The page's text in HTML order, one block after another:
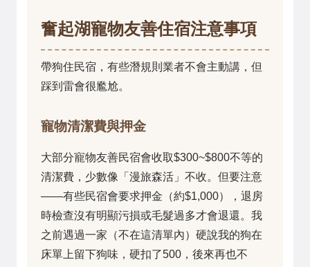
奮起湖寵物友善住宿注意事項
帶狗住民宿，有些潛規則業者不會主動講，但
踩到雷會很尷尬。
寵物清潔費與押金
大部分寵物友善民宿會收取$300~$800不等的
清潔費，少數像「漫旅森活」不收。但要注意
——有些民宿會要求押金（約$1,000），退房
時檢查沒有明顯污損或毛髮過多才會退還。我
之前遇過一家（不在這清單內）硬說我的狗在
床單上留下狗味，硬扣了500，後來再也不